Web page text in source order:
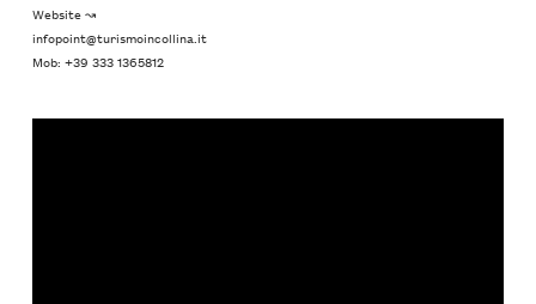
Website ↝
infopoint@turismoincollina.it
Mob: +39 333 1365812